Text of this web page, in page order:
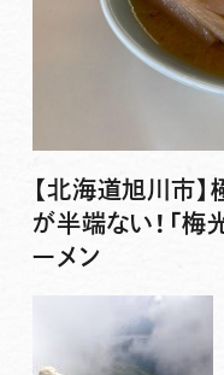
【北海道旭川市
が半端ない！「
ーメン